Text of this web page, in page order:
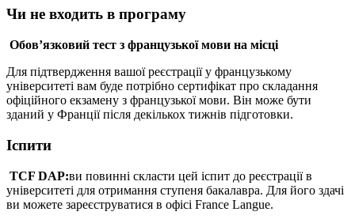
Чи не входить в програму
Обов’язковий тест з французької мови на місці
Для підтвердження вашої реєстрації у французькому
університеті вам буде потрібно сертифікат про складання
офіційного екзамену з французької мови. Він може бути
зданий у Франції після декількох тижнів підготовки.
Іспити
TCF DAP:ви повинні скласти цей іспит до реєстрації в
університеті для отримання ступеня бакалавра. Для його здачі
ви можете зареєструватися в офісі France Langue.